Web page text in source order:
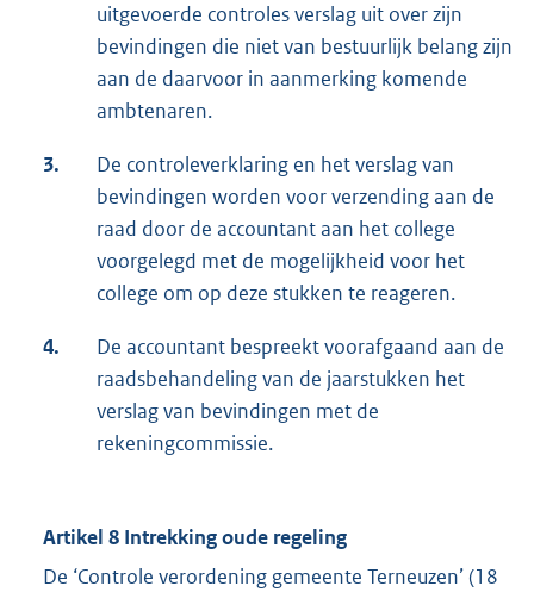
uitgevoerde controles verslag uit over zijn
bevindingen die niet van bestuurlijk belang zijn
aan de daarvoor in aanmerking komende
ambtenaren.
3.
De controleverklaring en het verslag van
bevindingen worden voor verzending aan de
raad door de accountant aan het college
voorgelegd met de mogelijkheid voor het
college om op deze stukken te reageren.
4.
De accountant bespreekt voorafgaand aan de
raadsbehandeling van de jaarstukken het
verslag van bevindingen met de
rekeningcommissie.
Artikel 8 Intrekking oude regeling
De ‘Controle verordening gemeente Terneuzen’ (18